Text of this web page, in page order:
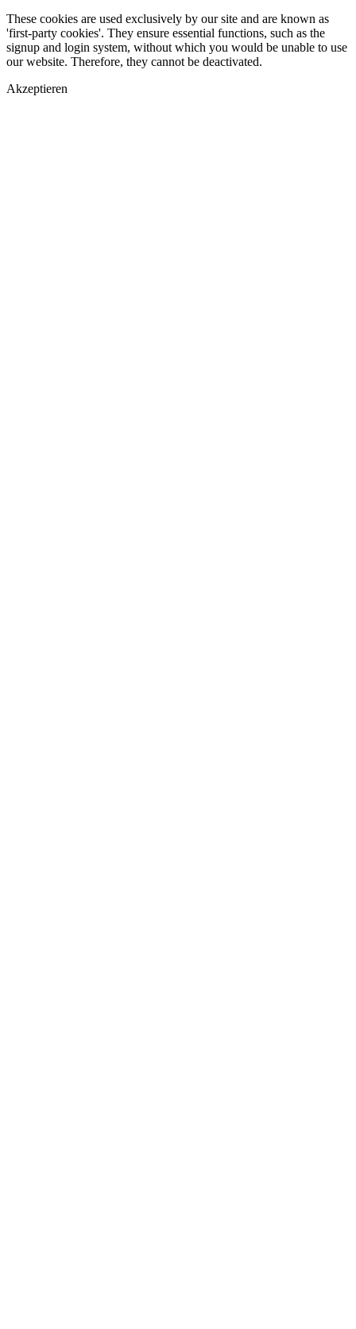
These cookies are used exclusively by our site and are known as
'first-party cookies'. They ensure essential functions, such as the
signup and login system, without which you would be unable to use
our website. Therefore, they cannot be deactivated.
Akzeptieren